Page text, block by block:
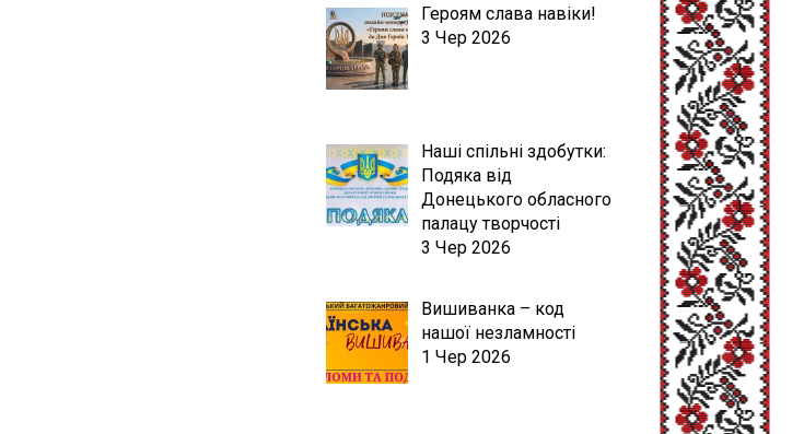
Героям слава навіки!
3 Чер 2026
Наші спільні здобутки:
Подяка від
Донецького обласного
палацу творчості
3 Чер 2026
Вишиванка – код
нашої незламності
1 Чер 2026